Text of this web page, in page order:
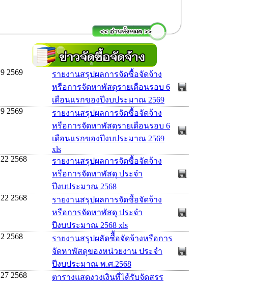
9 2569
รายงานสรุปผลการจัดซื้อจัดจ้าง
หรือการจัดหาพัสดุรายเดือนรอบ 6
เดือนแรกของปีงบประมาณ 2569
9 2569
รายงานสรุปผลการจัดซื้อจัดจ้าง
หรือการจัดหาพัสดุรายเดือนรอบ 6
เดือนแรกของปีงบประมาณ 2569
xls
22 2568
รายงานสรุปผลการจัดซื้อจัดจ้าง
หรือการจัดหาพัสดุ ประจำ
ปีงบประมาณ 2568
22 2568
รายงานสรุปผลการจัดซื้อจัดจ้าง
หรือการจัดหาพัสดุ ประจำ
ปีงบประมาณ 2568 xls
2 2568
รายงานสรุปผลัดซืื้อจัดจ้างหรือการ
จัดหาพัสดุของหน่วยงาน ประจำ
ปีงบประมาณ พ.ศ.2568
27 2568
ตารางแสดงวงเงินที่ได้รับจัดสรร